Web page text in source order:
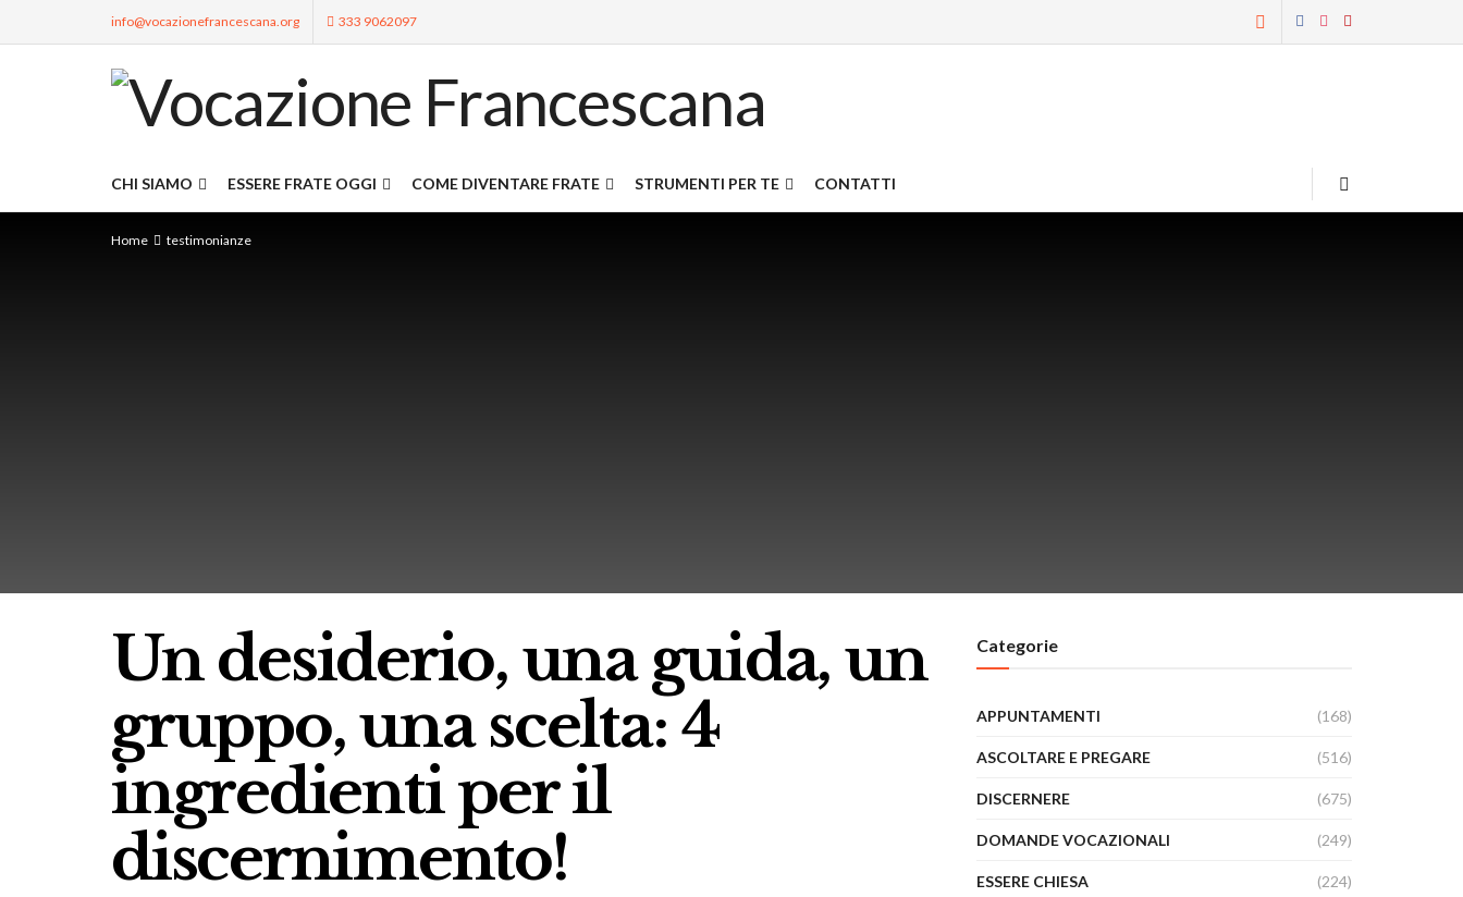
info@vocazionefrancescana.org 333 9062097
CHI SIAMO ESSERE FRATE OGGI COME DIVENTARE FRATE STRUMENTI PER TE CONTATTI
Home testimonianze
Un desiderio, una guida, un
gruppo, una scelta: 4
ingredienti per il
discernimento!
Categorie
APPUNTAMENTI (168)
ASCOLTARE E PREGARE (516)
DISCERNERE (675)
DOMANDE VOCAZIONALI (249)
ESSERE CHIESA (224)